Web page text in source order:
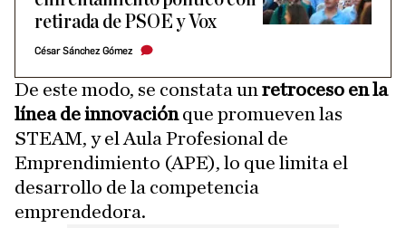
retirada de PSOE y Vox
César Sánchez Gómez
De este modo, se constata un retroceso en la
línea de innovaciónque promueven las
STEAM, y el Aula Profesional de
Emprendimiento (APE), lo que limita el
desarrollo de la competencia
emprendedora.